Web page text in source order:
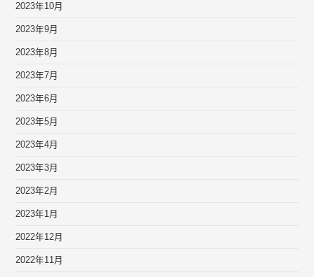
2023年10月
2023年9月
2023年8月
2023年7月
2023年6月
2023年5月
2023年4月
2023年3月
2023年2月
2023年1月
2022年12月
2022年11月